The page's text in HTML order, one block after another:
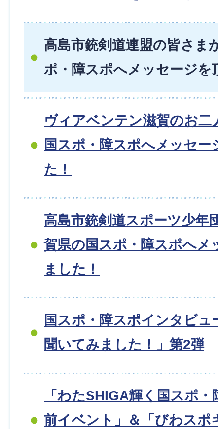
高島市銃剣道連盟の皆さま
ポ・障スポへメッセージを
ヴィアベンテン滋賀のお二
国スポ・障スポへメッセー
た！
高島市銃剣道スポーツ少年
賀県の国スポ・障スポへメ
ました！
国スポ・障スポインタビュ
聞いてみました！」第2弾
「わたSHIGA輝く国スポ
前イベント」＆「びわスポ